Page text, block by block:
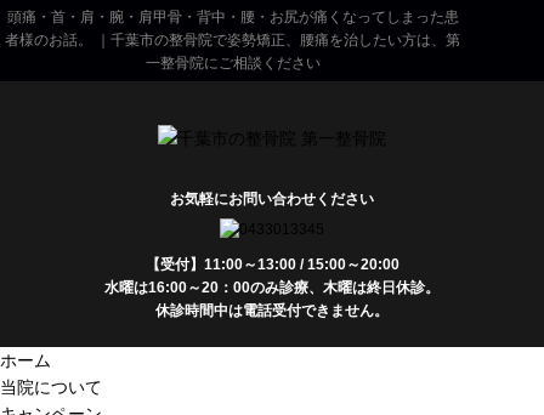
頭痛・首・肩・腕・肩甲骨・背中・腰・お尻が痛くなってしまった患
者様のお話。 ｜千葉市の整骨院で姿勢矯正、腰痛を治したい方は、第
一整骨院にご相談ください
お気軽にお問い合わせください
【受付】11:00～13:00 / 15:00～20:00
水曜は16:00～20：00のみ診療、木曜は終日休診。
休診時間中は電話受付できません。
ホーム
当院について